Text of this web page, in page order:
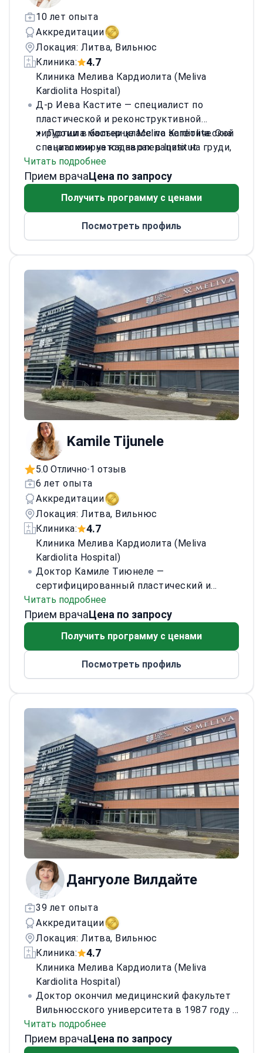
10 лет опыта
Аккредитации
Локация: Литва, Вильнюс
Клиника:
4.7
Клиника Мелива Кардиолита (Meliva
Kardiolita Hospital)
Д-р Иева Кастите — специалист по
пластической и реконструктивной
хирургии в больнице Meliva Kardiolita. Она
специализируется на операциях на груди,
коррекции контуров тела и процедурах на
лице, таких как блефаропластика. Д-р
ординатуру в Вильнюсском университете.
ведущих клиниках Литвы.
Прошла мастер-класс по эстетической
анатомии на кадаврах в Institut
Universitaire de la Face et du Cou.
Участвовала в международных
Франции, Монако и Великобритании.
коррекции контуров тела, включая
аккредитованном JCI медицинском
учреждении в Вильнюсе.
Читать подробнее
Прием врачаЦена по запросу
Получить программу с ценами
Посмотреть профиль
Kamile Tijunele
5.0 Отлично•1 отзыв
6 лет опыта
Аккредитации
Локация: Литва, Вильнюс
Клиника:
4.7
Клиника Мелива Кардиолита (Meliva
Kardiolita Hospital)
Доктор Камиле Тиюнеле —
сертифицированный пластический и
реконструктивный хирург. Она окончила
Вильнюсский университет с отличием,
Прошла ординатуру по пластической и
медицинском факультете Вильнюсского
Доктор Тиюнеле имеет обширный
международный клинический опыт. Она
прошла 7-месячную стажировку в Clinique
Del Mar во Франции и обучение в больнице
Chang Gung Memorial на Тайване. Основные
направления её деятельности — хирургия
лица, контурная пластика тела и
регенеративные методы. Она активно
занимается научной работой, соавтор
докладов на AMWC в Монако и публикаций
в журнале Medicina. Доктор Тиюнеле
удостоена нескольких наград и регулярно
участвует в международных конгрессах и
курсах по анатомии.
Читать подробнее
Прием врачаЦена по запросу
Получить программу с ценами
Посмотреть профиль
Дангуоле Вилдайте
39 лет опыта
Аккредитации
Локация: Литва, Вильнюс
Клиника:
4.7
Клиника Мелива Кардиолита (Meliva
Kardiolita Hospital)
Доктор окончил медицинский факультет
Вильнюсского университета в 1987 году и
защитил диссертацию на соискание
степени доктора медицинских наук в
Читать подробнее
Прием врачаЦена по запросу